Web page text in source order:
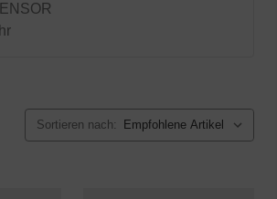
Sortieren nach: